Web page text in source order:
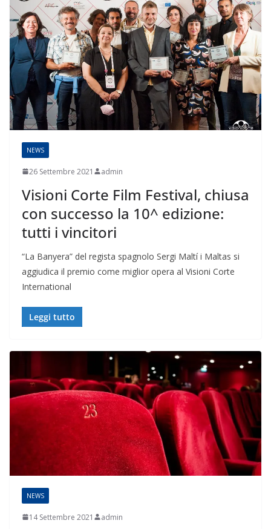
NEWS
26 Settembre 2021 admin
Visioni Corte Film Festival, chiusa
con successo la 10^ edizione:
tutti i vincitori
“La Banyera” del regista spagnolo Sergi Maltí i Maltas si
aggiudica il premio come miglior opera al Visioni Corte
International
Leggi tutto
NEWS
14 Settembre 2021 admin